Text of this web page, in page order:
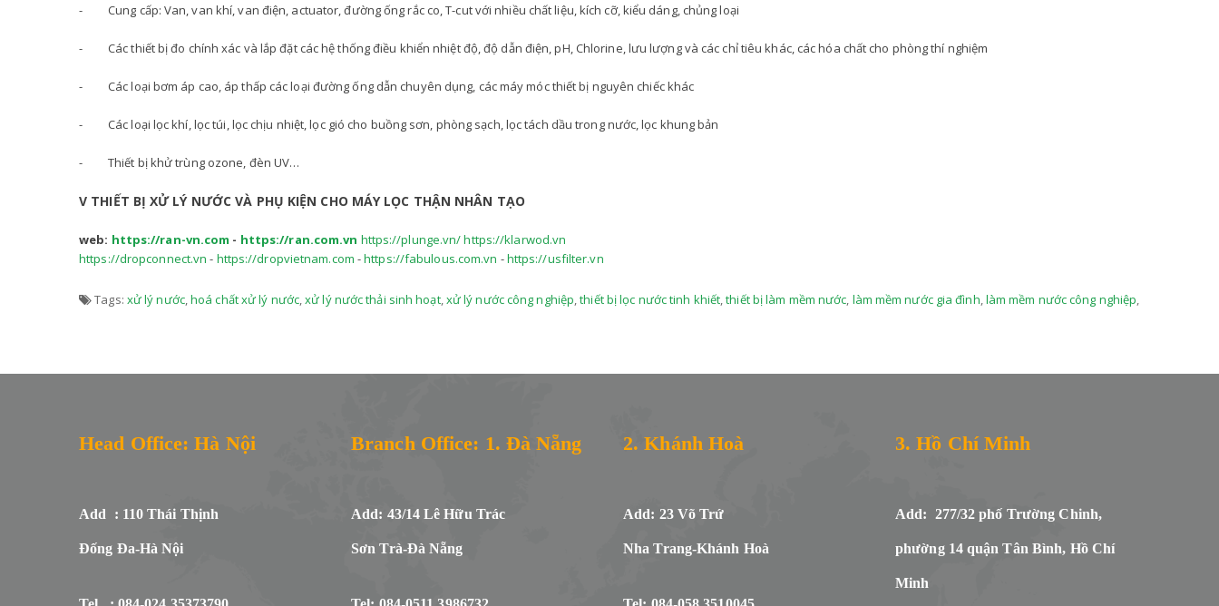
- Cung cấp: Van, van khí, van điện, actuator, đường ống rắc co, T-cut với nhiều chất liệu, kích cỡ, kiểu dáng, chủng loại
- Các thiết bị đo chính xác và lắp đặt các hệ thống điều khiển nhiệt độ, độ dẫn điện, pH, Chlorine, lưu lượng và các chỉ tiêu khác, các hóa chất cho phòng thí nghiệm
- Các loại bơm áp cao, áp thấp các loại đường ống dẫn chuyên dụng, các máy móc thiết bị nguyên chiếc khác
- Các loại lọc khí, lọc túi, lọc chịu nhiệt, lọc gió cho buồng sơn, phòng sạch, lọc tách dầu trong nước, lọc khung bản
- Thiết bị khử trùng ozone, đèn UV…
V THIẾT BỊ XỬ LÝ NƯỚC VÀ PHỤ KIỆN CHO MÁY LỌC THẬN NHÂN TẠO
web: https://ran-vn.com - https://ran.com.vn https://plunge.vn/https://klarwod.vn
https://dropconnect.vn - https://dropvietnam.com -https://fabulous.com.vn -https://usfilter.vn
Tags: xử lý nước,hoá chất xử lý nước,xử lý nước thải sinh hoạt, xử lý nước công nghiệp ,thiết bị lọc nước tinh khiết ,thiết bị làm mềm nước làm mềm nước gia đình làm mềm nước công nghiệp
Head Office: Hà Nội
Add : 110 Thái Thịnh
Đống Đa-Hà Nội
Branch Office: 1. Đà Nẵng
Add: 43/14 Lê Hữu Trác
Sơn Trà-Đà Nẵng
2. Khánh Hoà
Add: 23 Võ Trứ
Nha Trang-Khánh Hoà
3. Hồ Chí Minh
Add: 277/32 phố Trường Chinh,
phường 14 quận Tân Bình, Hồ Chí
Minh